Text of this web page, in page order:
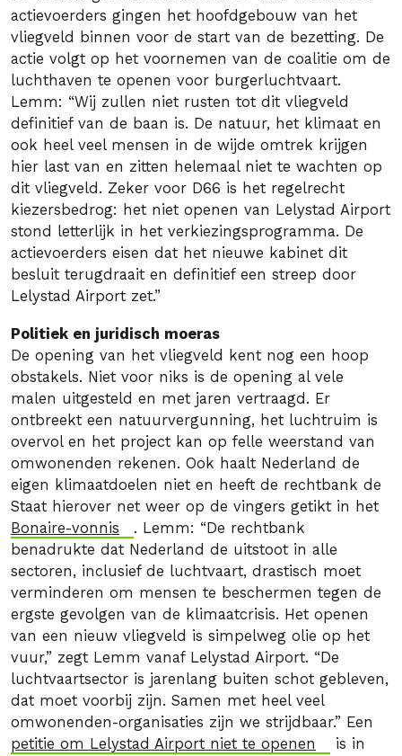
actievoerders gingen het hoofdgebouw van het
vliegveld binnen voor de start van de bezetting. De
actie volgt op het voornemen van de coalitie om de
luchthaven te openen voor burgerluchtvaart.
Lemm: “Wij zullen niet rusten tot dit vliegveld
definitief van de baan is. De natuur, het klimaat en
ook heel veel mensen in de wijde omtrek krijgen
hier last van en zitten helemaal niet te wachten op
dit vliegveld. Zeker voor D66 is het regelrecht
kiezersbedrog: het niet openen van Lelystad Airport
stond letterlijk in het verkiezingsprogramma. De
actievoerders eisen dat het nieuwe kabinet dit
besluit terugdraait en definitief een streep door
Lelystad Airport zet.”
Politiek en juridisch moeras
De opening van het vliegveld kent nog een hoop
obstakels. Niet voor niks is de opening al vele
malen uitgesteld en met jaren vertraagd. Er
ontbreekt een natuurvergunning, het luchtruim is
overvol en het project kan op felle weerstand van
omwonenden rekenen. Ook haalt Nederland de
eigen klimaatdoelen niet en heeft de rechtbank de
Staat hierover net weer op de vingers getikt in het
Bonaire-vonnis
. Lemm: “De rechtbank
benadrukte dat Nederland de uitstoot in alle
sectoren, inclusief de luchtvaart, drastisch moet
verminderen om mensen te beschermen tegen de
ergste gevolgen van de klimaatcrisis. Het openen
van een nieuw vliegveld is simpelweg olie op het
vuur,” zegt Lemm vanaf Lelystad Airport. “De
luchtvaartsector is jarenlang buiten schot gebleven,
dat moet voorbij zijn. Samen met heel veel
omwonenden-organisaties zijn we strijdbaar.” Een
petitie om Lelystad Airport niet te openen
is in